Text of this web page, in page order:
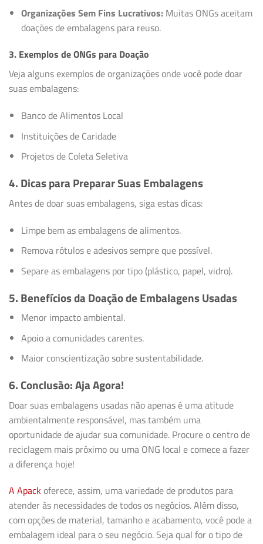
Organizações Sem Fins Lucrativos:Muitas ONGs aceitam
doações de embalagens para reuso.
3. Exemplos de ONGs para Doação
Veja alguns exemplos de organizações onde você pode doar
suas embalagens:
Banco de Alimentos Local
Instituições de Caridade
Projetos de Coleta Seletiva
4. Dicas para Preparar Suas Embalagens
Antes de doar suas embalagens, siga estas dicas:
Limpe bem as embalagens de alimentos.
Remova rótulos e adesivos sempre que possível.
Separe as embalagens por tipo (plástico, papel, vidro).
5. Benefícios da Doação de Embalagens Usadas
Menor impacto ambiental.
Apoio a comunidades carentes.
Maior conscientização sobre sustentabilidade.
6. Conclusão: Aja Agora!
Doar suas embalagens usadas não apenas é uma atitude
ambientalmente responsável, mas também uma
oportunidade de ajudar sua comunidade. Procure o centro de
reciclagem mais próximo ou uma ONG local e comece a fazer
a diferença hoje!
A Apackoferece, assim, uma variedade de produtos para
atender às necessidades de todos os negócios. Além disso,
com opções de material, tamanho e acabamento, você pode a
embalagem ideal para o seu negócio. Seja qual for o tipo de